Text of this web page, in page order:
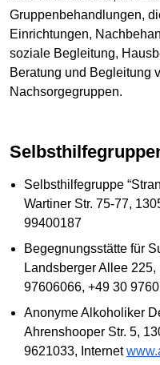
Gruppenbehandlungen,
Einrichtungen,
soziale Begleitung,
Beratung und Begleitung
Nachsorgegruppen.
Selbsthilfegruppe
Wartiner Str. 75-77,
99400187
Begegnungsstätte für
Landsberger Allee
97606066, +49 30
Anonyme Alkoholiker
Ahrenshooper Str. 5,
9621033, Internet